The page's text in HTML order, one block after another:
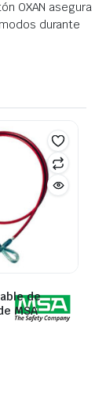
OXAN asegura
durante
de
MSA